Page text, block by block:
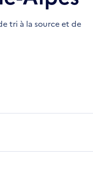
tri à la source et de